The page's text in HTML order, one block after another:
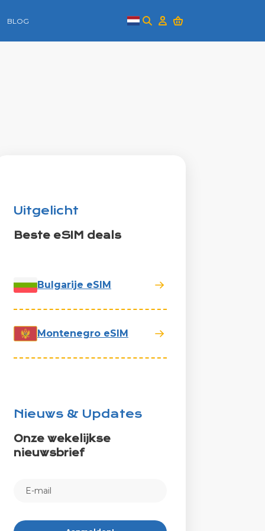
BLOG
Uitgelicht
Beste eSIM deals
Bulgarije eSIM
Montenegro eSIM
Nieuws & Updates
Onze wekelijkse
nieuwsbrief